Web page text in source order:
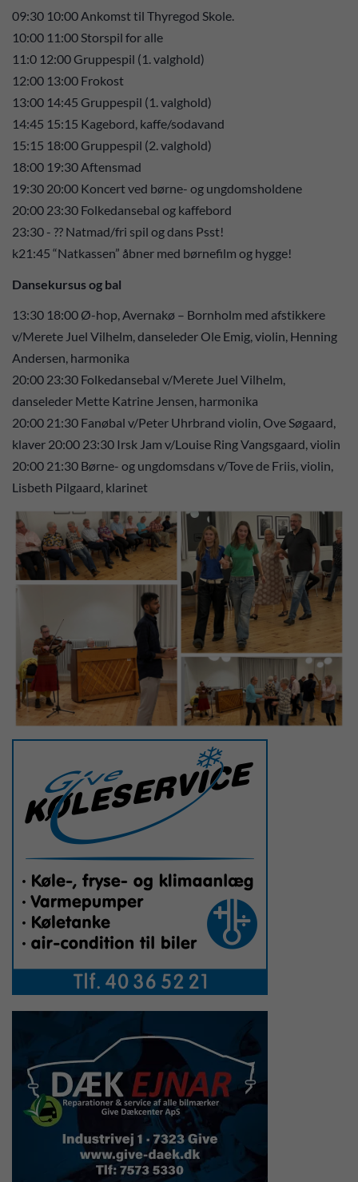
09:30 10:00 Ankomst til Thyregod Skole.
10:00 11:00 Storspil for alle
11:0 12:00 Gruppespil (1. valghold)
12:00 13:00 Frokost
13:00 14:45 Gruppespil (1. valghold)
14:45 15:15 Kagebord, kaffe/sodavand
15:15 18:00 Gruppespil (2. valghold)
18:00 19:30 Aftensmad
19:30 20:00 Koncert ved børne- og ungdomsholdene
20:00 23:30 Folkedansebal og kaffebord
23:30 - ?? Natmad/fri spil og dans Psst!
k21:45 “Natkassen” åbner med børnefilm og hygge!
Dansekursus og bal
13:30 18:00 Ø-hop, Avernakø – Bornholm med afstikkere
v/Merete Juel Vilhelm, danseleder Ole Emig, violin, Henning
Andersen, harmonika
20:00 23:30 Folkedansebal v/Merete Juel Vilhelm,
danseleder Mette Katrine Jensen, harmonika
20:00 21:30 Fanøbal v/Peter Uhrbrand violin, Ove Søgaard,
klaver 20:00 23:30 Irsk Jam v/Louise Ring Vangsgaard, violin
20:00 21:30 Børne- og ungdomsdans v/Tove de Friis, violin,
Lisbeth Pilgaard, klarinet